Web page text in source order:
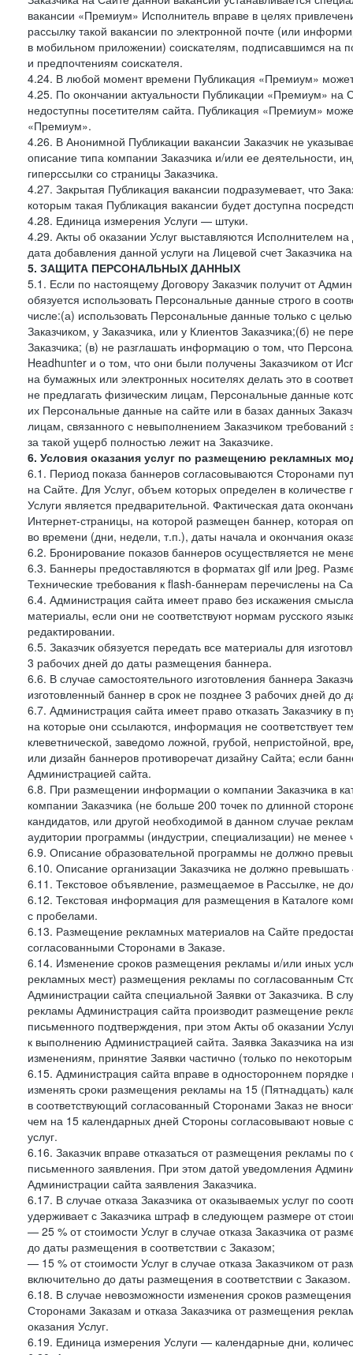
вакансии «Премиум» Исполнитель вправе в целях
рассылку такой вакансии по электронной почте (или
в мобильном приложении) соискателям, подписавшимся на
и предпочтениям соискателя.
4.24. В любой момент времени Публикация «Премиум»
4.25. По окончании актуальности Публикации «Премиум»
недоступны посетителям сайта. Публикация «Премиум»
«Премиум».
4.26. В Анонимной Публикации вакансии Заказчик не
описание типа компании Заказчика и/или ее деятельности,
гиперссылки со страницы Заказчика.
4.27. Закрытая Публикация вакансии подразумевает, что
которым такая Публикация вакансии будет доступна
4.28. Единица измерения Услуги — штуки.
4.29. Акты об оказании Услуг выставляются Исполнителем
дата добавления данной услуги на Лицевой счет Заказчика
5. ЗАЩИТА ПЕРСОНАЛЬНЫХ ДАННЫХ
5.1. Если по настоящему Договору Заказчик получит от
обязуется использовать Персональные данные строго в
числе:(а) использовать Персональные данные только с
Заказчиком, у Заказчика, или у Клиентов Заказчика;(б) не
Заказчика; (в) не разглашать информацию о том, что
Headhunter и о том, что они были получены Заказчиком от
на бумажных или электронных носителях делать это в
не предлагать физическим лицам, Персональные данные
их Персональные данные на сайте или в базах данных
лицам, связанного с невыполнением Заказчиком
за такой ущерб полностью лежит на Заказчике.
6. Условия оказания услуг по размещению рекламных
6.1. Период показа баннеров согласовываются Сторонами
на Сайте. Для Услуг, объем которых определен в количестве
Услуги является предварительной. Фактическая дата
Интернет-страницы, на которой размещен баннер, которая
во времени (дни, недели, т.п.), даты начала и окончания
6.2. Бронирование показов баннеров осуществляется не
6.3. Баннеры предоставляются в форматах gif или jpeg.
Технические требования к flash-баннерам перечислены на
6.4. Администрация сайта имеет право без искажения
материалы, если они не соответствуют нормам русского
редактировании.
6.5. Заказчик обязуется передать все материалы для
3 рабочих дней до даты размещения баннера.
6.6. В случае самостоятельного изготовления баннера
изготовленный баннер в срок не позднее 3 рабочих дней до
6.7. Администрация сайта имеет право отказать Заказчику
на которые они ссылаются, информация не соответствует
клеветнической, заведомо ложной, грубой, непристойной,
или дизайн баннеров противоречат дизайну Сайта; если
Администрацией сайта.
6.8. При размещении информации о компании Заказчика в
компании Заказчика (не больше 200 точек по длинной
кандидатов, или другой необходимой в данном случае
аудитории программы (индустрии, специализации) не
6.9. Описание образовательной программы не должно
6.10. Описание организации Заказчика не должно
6.11. Текстовое объявление, размещаемое в Рассылке, не
6.12. Текстовая информация для размещения в Каталоге
с пробелами.
6.13. Размещение рекламных материалов на Сайте
согласованными Сторонами в Заказе.
6.14. Изменение сроков размещения рекламы и/или иных
рекламных мест) размещения рекламы по согласованным
Администрации сайта специальной Заявки от Заказчика. В
рекламы Администрация сайта производит размещение
письменного подтверждения, при этом Акты об оказании
к выполнению Администрацией сайта. Заявка Заказчика на
изменениям, принятие Заявки частично (только по
6.15. Администрация сайта вправе в одностороннем
изменять сроки размещения рекламы на 15 (Пятнадцать)
в соответствующий согласованный Сторонами Заказ не
чем на 15 календарных дней Стороны согласовывают новые
услуг.
6.16. Заказчик вправе отказаться от размещения рекламы
письменного заявления. При этом датой уведомления
Администрации сайта заявления Заказчика.
6.17. В случае отказа Заказчика от оказываемых услуг по
удерживает с Заказчика штраф в следующем размере от
— 25 % от стоимости Услуг в случае отказа Заказчика от
до даты размещения в соответствии с Заказом;
— 15 % от стоимости Услуг в случае отказа Заказчиком от
включительно до даты размещения в соответствии с Заказом.
6.18. В случае невозможности изменения сроков
Сторонами Заказам и отказа Заказчика от размещения
оказания Услуг.
6.19. Единица измерения Услуги — календарные дни,